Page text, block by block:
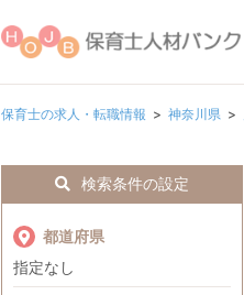
保育士の求人・転職情報 神奈川県
検索条件の設定
都道府県
指定なし